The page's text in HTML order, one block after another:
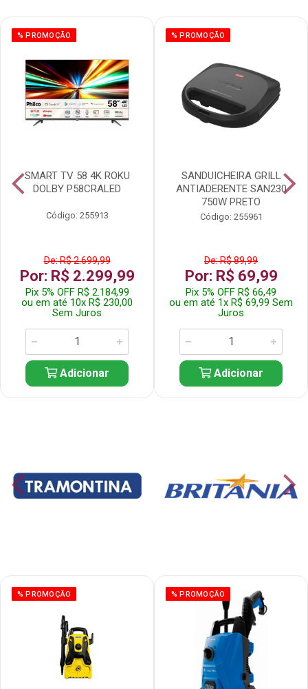
% PROMOÇÃO
SMART TV 58 4K ROKU
DOLBY P58CRALED
Código: 255913
De: R$ 2.699,99
Por: R$ 2.299,99
Pix 5% OFF R$ 2.184,99
ou em até 10x R$ 230,00
Sem Juros
Adicionar
% PROMOÇÃO
SANDUICHEIRA GRILL
ANTIADERENTE SAN230
750W PRETO
Código: 255961
De: R$ 89,99
Por: R$ 69,99
Pix 5% OFF R$ 66,49
ou em até 1x R$ 69,99 Sem
Juros
Adicionar
% PROMOÇÃO % PROMOÇÃO